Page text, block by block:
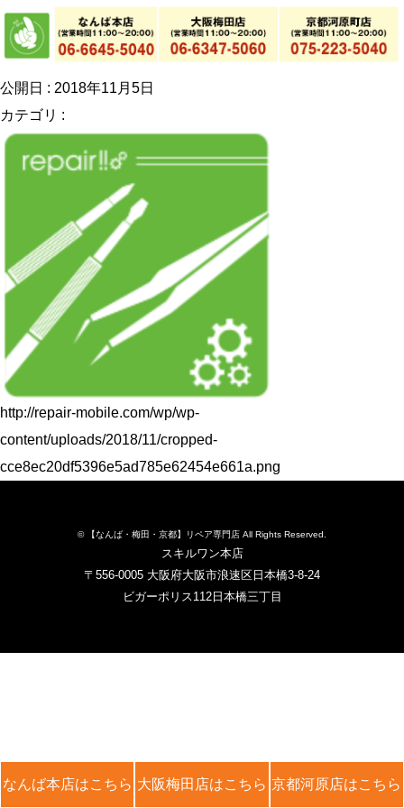
公開日 : 2018年11月5日
カテゴリ :
http://repair-mobile.com/wp/wp-
content/uploads/2018/11/cropped-
cce8ec20df5396e5ad785e62454e661a.png
© 【なんば・梅田・京都】リペア専門店 All Rights Reserved.
スキルワン本店
〒556-0005 大阪府大阪市浪速区日本橋3-8-24
ビガーポリス112日本橋三丁目
なんば本店はこちら 大阪梅田店はこちら 京都河原店はこちら